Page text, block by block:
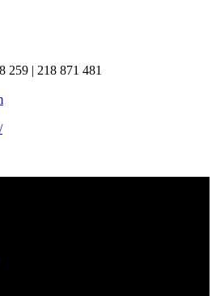
259 | 218 871 481